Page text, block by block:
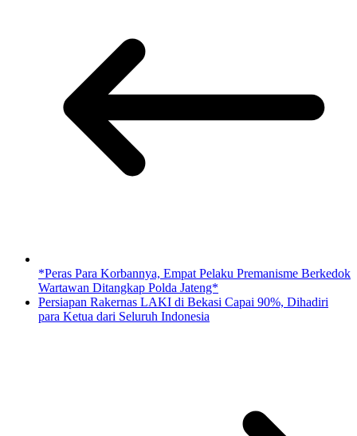
*Peras Para Korbannya, Empat Pelaku Premanisme Berkedok
Wartawan Ditangkap Polda Jateng*
Persiapan Rakernas LAKI di Bekasi Capai 90%, Dihadiri
para Ketua dari Seluruh Indonesia